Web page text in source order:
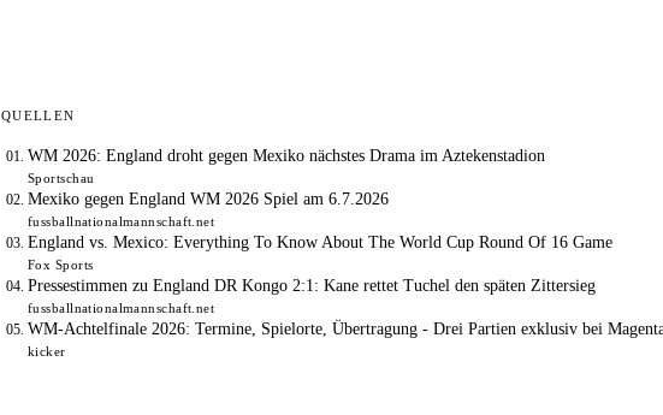
QUELLEN
WM 2026: England droht gegen Mexiko nächstes Drama im Aztekenstadion
Sportschau
Mexiko gegen England WM 2026 Spiel am 6.7.2026
fussballnationalmannschaft.net
England vs. Mexico: Everything To Know About The World Cup Round Of 16 Game
Fox Sports
Pressestimmen zu England DR Kongo 2:1: Kane rettet Tuchel den späten Zittersieg
fussballnationalmannschaft.net
WM-Achtelfinale 2026: Termine, Spielorte, Übertragung - Drei Partien exklusiv bei
kicker